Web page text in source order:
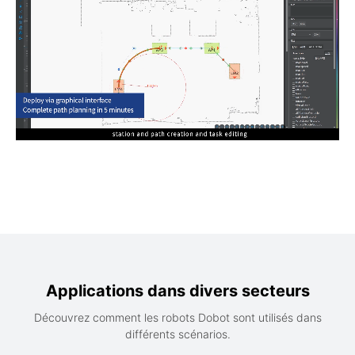
Applications dans divers secteurs
Découvrez comment les robots Dobot sont utilisés dans
différents scénarios.